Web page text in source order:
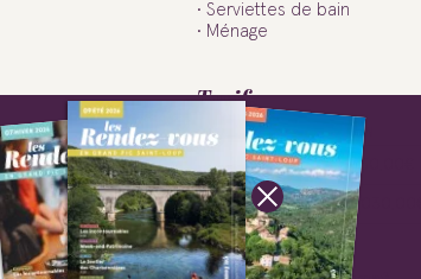
Serviettes de bain
Ménage
Tarifs
MIN
Week-end 430,00€
Semaine 1.030,00€
Suivez-nous !